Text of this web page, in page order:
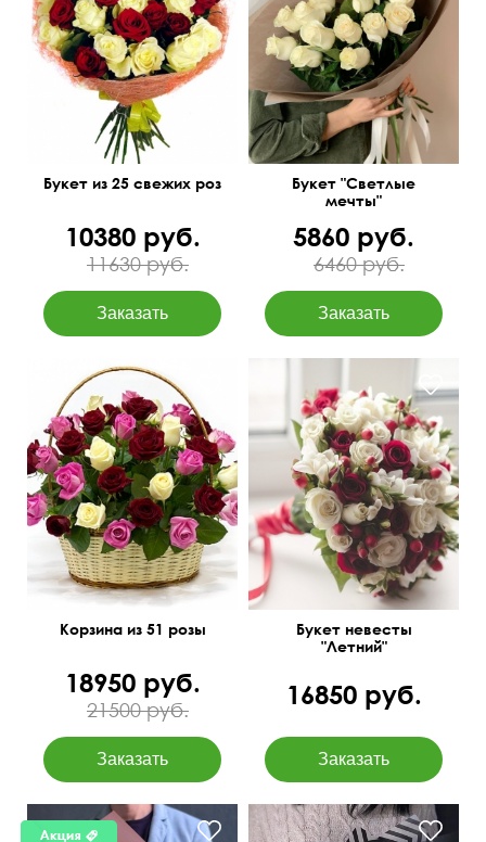
Премиум сорта
60 см
40 см
Букет из 25 свежих роз
10380 руб.
11630 руб.
15 роз Эквадор 50 см
Букет "Светлые
мечты"
5860 руб.
6460 руб.
50 см 60 см
Корзина из 51 розы
18950 руб.
21500 руб.
Одиночные и кустовые
розы, гиперикум, лента
кружевная
Букет невесты
"Летний"
16850 руб.